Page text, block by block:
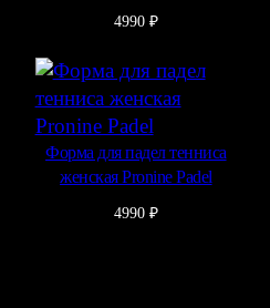
4990 ₽
Форма для падел тенниса
женская Pronine Padel
4990 ₽